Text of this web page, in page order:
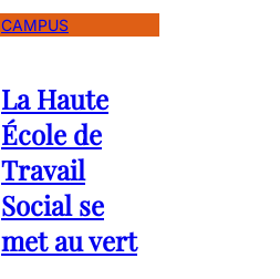
CAMPUS
La Haute
École de
Travail
Social se
met au vert